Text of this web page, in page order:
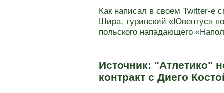
Как написал в своем Twitter-e
Шира, туринский «Ювентус»
польского нападающего
Источник: "Атлетико"
контракт с Диего